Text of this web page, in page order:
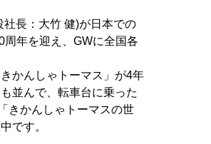
長：大竹 健)が日本での
年を迎え、GWに全国各
かんしゃトーマス」が4年
並んで、転車台に乗った
きかんしゃトーマスの世
です。